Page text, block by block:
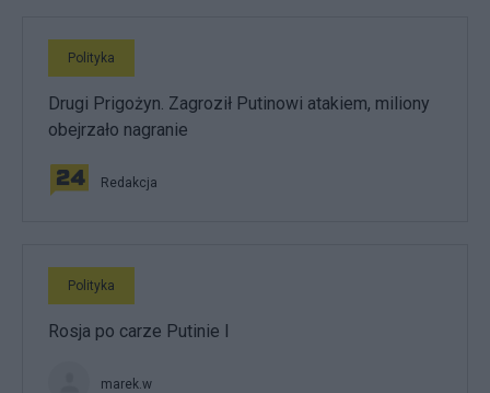
Polityka
Drugi Prigożyn. Zagroził Putinowi atakiem, miliony
obejrzało nagranie
Redakcja
Polityka
Rosja po carze Putinie I
marek.w